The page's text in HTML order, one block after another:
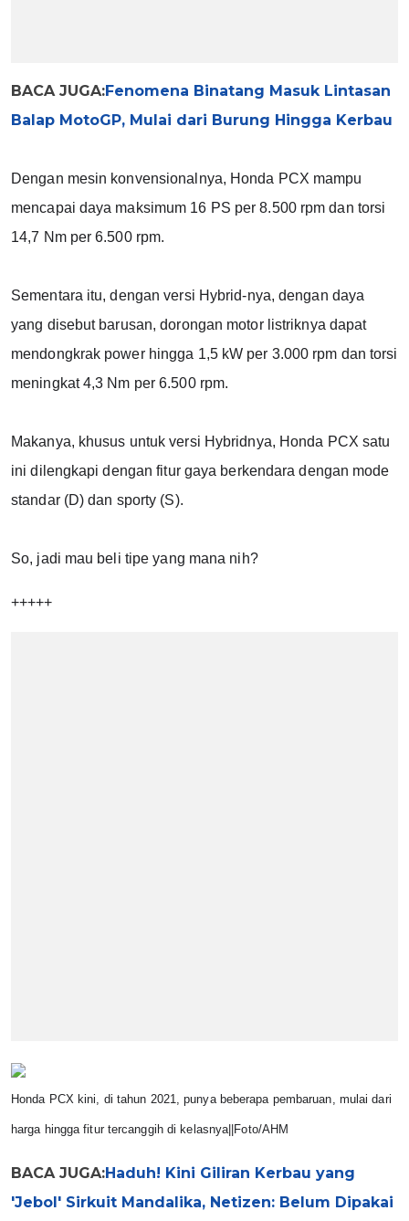
BACA JUGA:Fenomena Binatang Masuk Lintasan
Balap MotoGP, Mulai dari Burung Hingga Kerbau
Dengan mesin konvensionalnya, Honda PCX mampu
mencapai daya maksimum 16 PS per 8.500 rpm dan torsi
14,7 Nm per 6.500 rpm.
Sementara itu, dengan versi Hybrid-nya, dengan daya
yang disebut barusan, dorongan motor listriknya dapat
mendongkrak power hingga 1,5 kW per 3.000 rpm dan torsi
meningkat 4,3 Nm per 6.500 rpm.
Makanya, khusus untuk versi Hybridnya, Honda PCX satu
ini dilengkapi dengan fitur gaya berkendara dengan mode
standar (D) dan sporty (S).
So, jadi mau beli tipe yang mana nih?
+++++
Honda PCX kini, di tahun 2021, punya beberapa pembaruan, mulai dari
harga hingga fitur tercanggih di kelasnya||Foto/AHM
BACA JUGA:Haduh! Kini Giliran Kerbau yang
'Jebol' Sirkuit Mandalika, Netizen: Belum Dipakai